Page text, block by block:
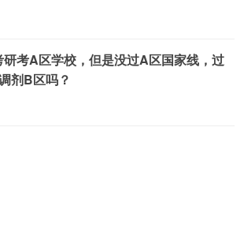
研考A区学校，但是没过A区国家线，过
剂B区吗？